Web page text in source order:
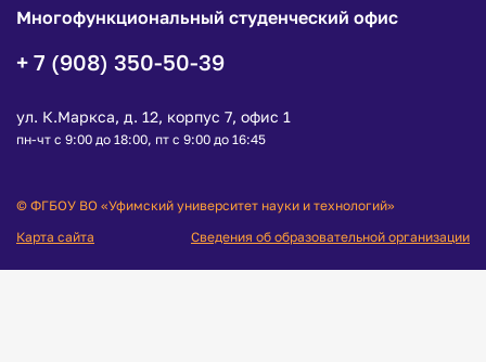
Многофункциональный студенческий офис
+ 7 (908) 350-50-39
ул. К.Маркса, д. 12, корпус 7, офис 1
пн-чт с 9:00 до 18:00, пт с 9:00 до 16:45
© ФГБОУ ВО «Уфимский университет науки и технологий»
Карта сайта
Сведения об образовательной организации